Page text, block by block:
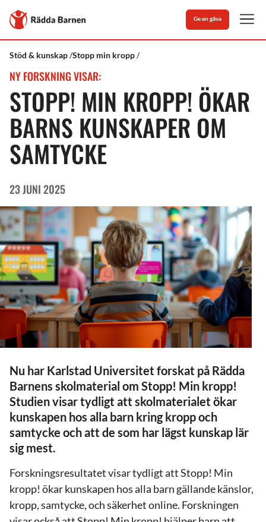
Till
Rädda
Barnens
Ge en gåva
Rädda
Stöd & kunskap Stopp min kropp
"Stopp!
kropp!"
barns
kunskaper
om
samtycke
och
kroppsintegritet
STOPP! MIN KROPP! ÖKAR
BARNS KUNSKAPER OM
SAMTYCKE
NY FORSKNING VISAR:
23 JUNI 2025
Nu har Karlstad Universitet forskat på Rädda
Barnens skolmaterial om Stopp! Min kropp!
Studien visar tydligt att skolmaterialet ökar
kunskapen hos alla barn kring kropp och
samtycke och att de som har lägst kunskap lär
sig mest.
Forskningsresultatet visar tydligt att Stopp! Min
kropp! ökar kunskapen hos alla barn gällande känslor,
kropp, samtycke, och säkerhet online. Forskningen